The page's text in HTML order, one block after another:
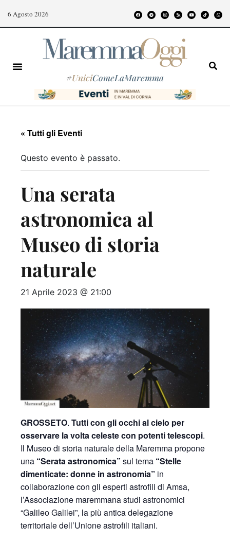
6 Agosto 2026
#UniciComeLaMaremma
« Tutti gli Eventi
Questo evento è passato.
Una serata
astronomica al
Museo di storia
naturale
21 Aprile 2023 @ 21:00
GROSSETO. Tutti con gli occhi al cielo per
osservare la volta celeste con potenti telescopi.
Il Museo di storia naturale della Maremma propone
una “Serata astronomica” sul tema “Stelle
dimenticate: donne in astronomia” in
collaborazione con gli esperti astrofili di Amsa,
l’Associazione maremmana studi astronomici
“Galileo Galilei”, la più antica delegazione
territoriale dell’Unione astrofili italiani.